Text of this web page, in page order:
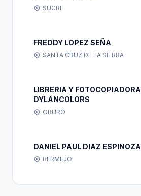
SUCRE
FREDDY LOPEZ SEÑA
SANTA CRUZ DE LA SIERRA
LIBRERIA Y FOTOCOPIADORA
DYLANCOLORS
ORURO
DANIEL PAUL DIAZ ESPINOZA
BERMEJO